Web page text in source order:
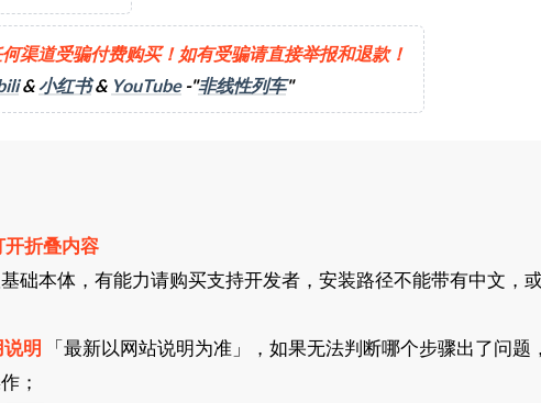
渠道受骗付费购买！如有受骗请直接举报和退款！
& 小红书& YouTube-"非线性列车"
折叠内容
础本体，有能力请购买支持开发者，安装路径不能带有中文，
明
「最新以网站说明为准」，如果无法判断哪个步骤出了问题
；